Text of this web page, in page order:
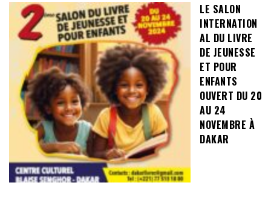
LE SALON
INTERNATION
AL DU LIVRE
DE JEUNESSE
ET POUR
ENFANTS
OUVERT DU 20
AU 24
NOVEMBRE À
DAKAR